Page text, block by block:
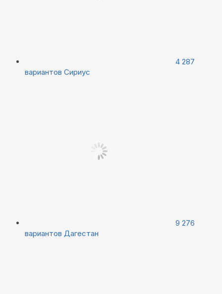
4 287
вариантов Сириус
9 276
вариантов Дагестан